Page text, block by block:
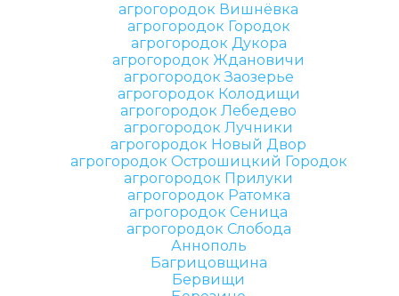
агрогородок Вишнёвка
агрогородок Городок
агрогородок Дукора
агрогородок Ждановичи
агрогородок Заозерье
агрогородок Колодищи
агрогородок Лебедево
агрогородок Лучники
агрогородок Новый Двор
агрогородок Острошицкий Городок
агрогородок Прилуки
агрогородок Ратомка
агрогородок Сеница
агрогородок Слобода
Аннополь
Багрицовщина
Бервищи